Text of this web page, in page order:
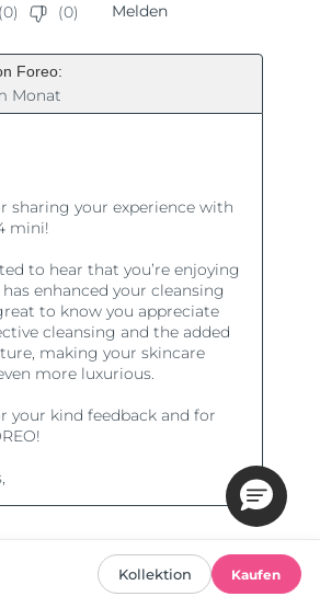
Kollektion Kaufen